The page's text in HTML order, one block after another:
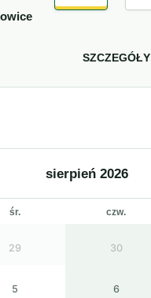
SZCZEGÓŁY
sierpień 2026
śr. czw.
29 30
5 6